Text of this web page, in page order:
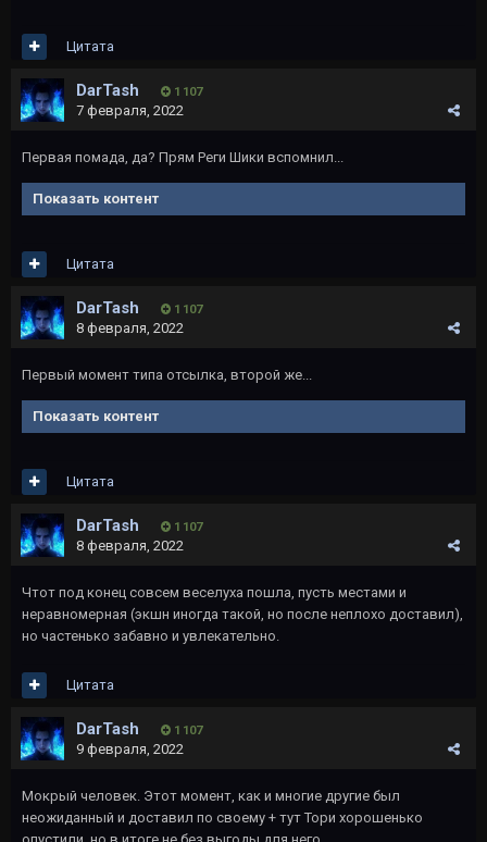
Цитата
DarTash 1 107
7 февраля, 2022
Первая помада, да? Прям Реги Шики вспомнил...
Показать контент
Цитата
DarTash 1 107
8 февраля, 2022
Первый момент типа отсылка, второй же...
Показать контент
Цитата
DarTash 1 107
8 февраля, 2022
Чтот под конец совсем веселуха пошла, пусть местами и
неравномерная (экшн иногда такой, но после неплохо доставил),
но частенько забавно и увлекательно.
Цитата
DarTash 1 107
9 февраля, 2022
Мокрый человек. Этот момент, как и многие другие был
неожиданный и доставил по своему + тут Тори хорошенько